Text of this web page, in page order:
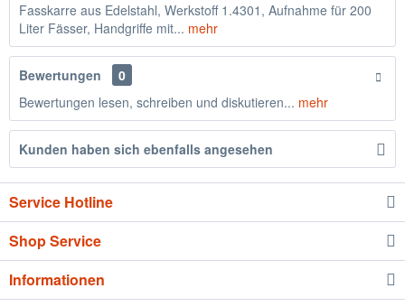
Fasskarre aus Edelstahl, Werkstoff 1.4301, Aufnahme für 200
Liter Fässer, Handgriffe mit... mehr
Bewertungen
0
Bewertungen lesen, schreiben und diskutieren... mehr
Kunden haben sich ebenfalls angesehen
Service Hotline
Shop Service
Informationen